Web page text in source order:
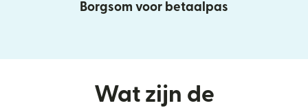
Borgsom voor betaalpas
Wat zijn de